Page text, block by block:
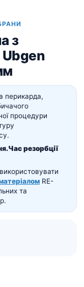
з
перикарда,
процедури
Час резорбції
RE-
та